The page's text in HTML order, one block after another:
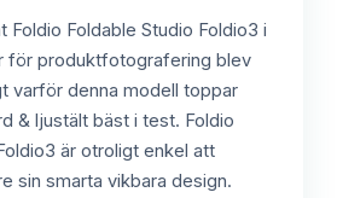
Foldio Foldable Studio Foldio3 i
för produktfotografering blev
varför denna modell toppar
& ljustält bäst i test. Foldio
är otroligt enkel att
sin smarta vikbara design.